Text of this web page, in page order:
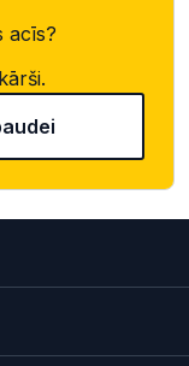
acīs?